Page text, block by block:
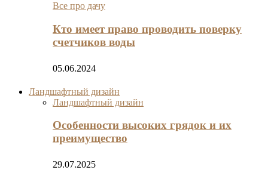
Все про дачу
Кто имеет право проводить поверку
счетчиков воды
05.06.2024
Ландшафтный дизайн
Ландшафтный дизайн
Особенности высоких грядок и их
преимущество
29.07.2025